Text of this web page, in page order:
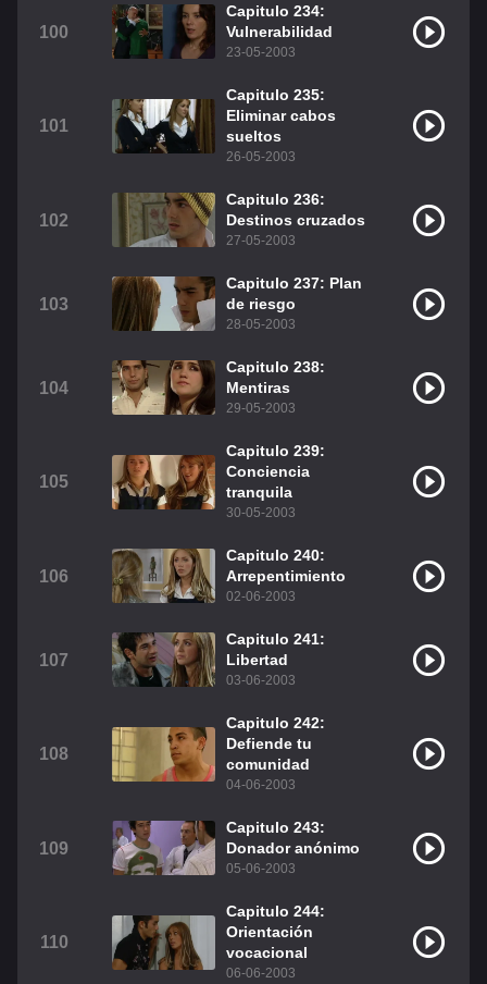
100
Capitulo 234:
Vulnerabilidad
23-05-2003
101
Capitulo 235:
Eliminar cabos
sueltos
26-05-2003
102
Capitulo 236:
Destinos cruzados
27-05-2003
103
Capitulo 237: Plan
de riesgo
28-05-2003
104
Capitulo 238:
Mentiras
29-05-2003
105
Capitulo 239:
Conciencia
tranquila
30-05-2003
106
Capitulo 240:
Arrepentimiento
02-06-2003
107
Capitulo 241:
Libertad
03-06-2003
108
Capitulo 242:
Defiende tu
comunidad
04-06-2003
109
Capitulo 243:
Donador anónimo
05-06-2003
110
Capitulo 244:
Orientación
vocacional
06-06-2003